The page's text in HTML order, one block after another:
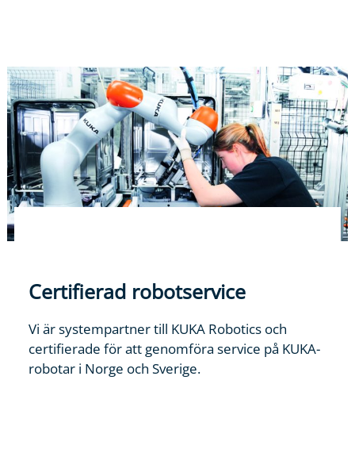
Certifierad robotservice
Vi är systempartner till KUKA Robotics och
certifierade för att genomföra service på KUKA-
robotar i Norge och Sverige.